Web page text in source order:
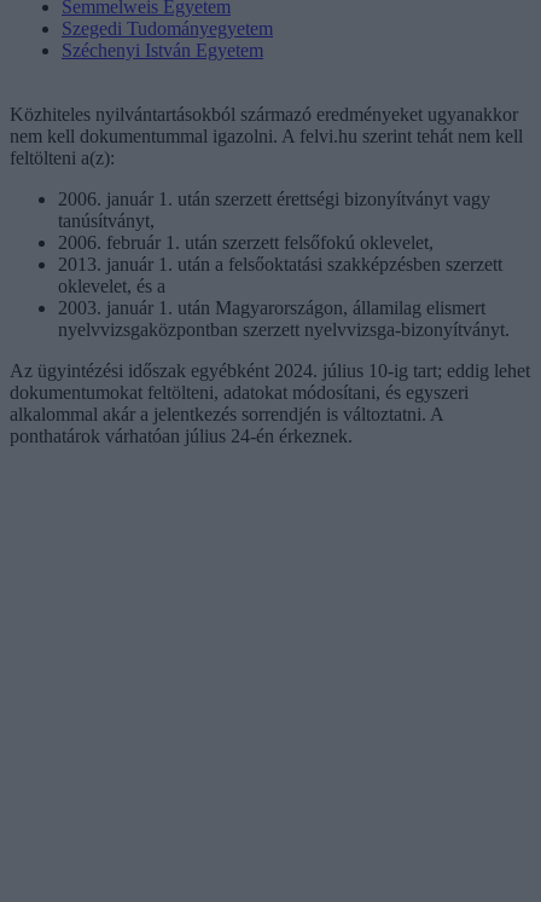
Semmelweis Egyetem
Szegedi Tudományegyetem
Széchenyi István Egyetem
Közhiteles nyilvántartásokból származó eredményeket ugyanakkor
nem kell dokumentummal igazolni. A felvi.hu szerint tehát nem kell
feltölteni a(z):
2006. január 1. után szerzett érettségi bizonyítványt vagy
tanúsítványt,
2006. február 1. után szerzett felsőfokú oklevelet,
2013. január 1. után a felsőoktatási szakképzésben szerzett
oklevelet, és a
2003. január 1. után Magyarországon, államilag elismert
nyelvvizsgaközpontban szerzett nyelvvizsga-bizonyítványt.
Az ügyintézési időszak egyébként 2024. július 10-ig tart; eddig lehet
dokumentumokat feltölteni, adatokat módosítani, és egyszeri
alkalommal akár a jelentkezés sorrendjén is változtatni. A
ponthatárok várhatóan július 24-én érkeznek.